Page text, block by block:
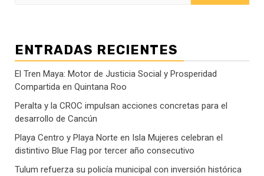
ENTRADAS RECIENTES
El Tren Maya: Motor de Justicia Social y Prosperidad
Compartida en Quintana Roo
Peralta y la CROC impulsan acciones concretas para el
desarrollo de Cancún
Playa Centro y Playa Norte en Isla Mujeres celebran el
distintivo Blue Flag por tercer año consecutivo
Tulum refuerza su policía municipal con inversión histórica